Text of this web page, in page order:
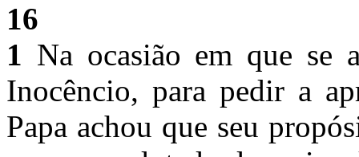
16
1 Na ocasião em que se
Inocêncio, para pedir a
Papa achou que seu